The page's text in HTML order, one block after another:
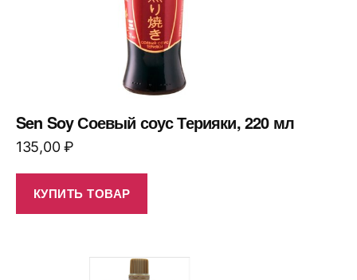
Sen Soy Соевый соус Терияки, 220 мл
135,00₽
КУПИТЬ ТОВАР